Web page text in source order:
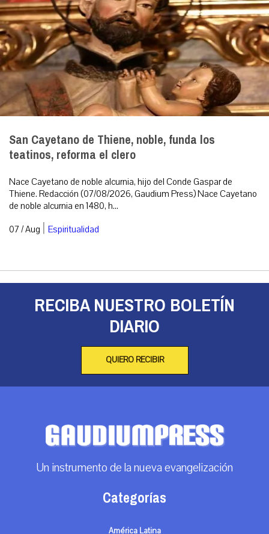
San Cayetano de Thiene, noble, funda los
teatinos, reforma el clero
Nace Cayetano de noble alcurnia, hijo del Conde Gaspar de
Thiene. Redacción (07/08/2026, Gaudium Press) Nace Cayetano
de noble alcurnia en 1480, h...
07 / Aug | Espiritualidad
RECIBA NUESTRO BOLETÍN
DIARIO
QUIERO RECIBIR
Un instrumento de la nueva evangelización
Categorías
América Latina